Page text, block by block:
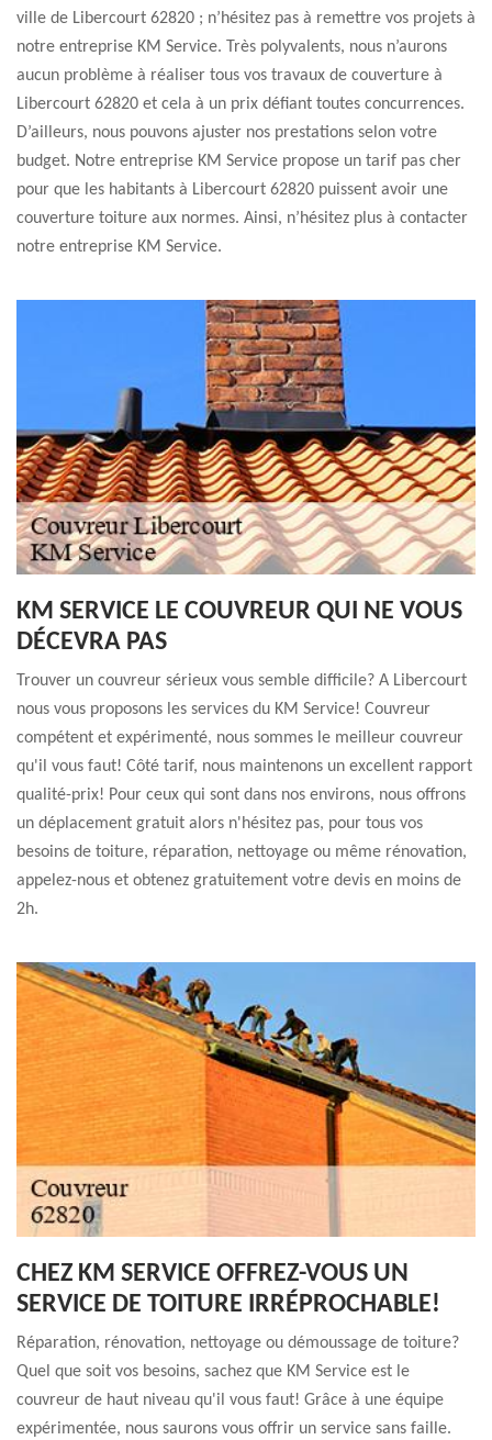
ville de Libercourt 62820 ; n’hésitez pas à remettre vos projets à
notre entreprise KM Service. Très polyvalents, nous n’aurons
aucun problème à réaliser tous vos travaux de couverture à
Libercourt 62820 et cela à un prix défiant toutes concurrences.
D’ailleurs, nous pouvons ajuster nos prestations selon votre
budget. Notre entreprise KM Service propose un tarif pas cher
pour que les habitants à Libercourt 62820 puissent avoir une
couverture toiture aux normes. Ainsi, n’hésitez plus à contacter
notre entreprise KM Service.
KM SERVICE LE COUVREUR QUI NE VOUS
DÉCEVRA PAS
Trouver un couvreur sérieux vous semble difficile? A Libercourt
nous vous proposons les services du KM Service! Couvreur
compétent et expérimenté, nous sommes le meilleur couvreur
qu'il vous faut! Côté tarif, nous maintenons un excellent rapport
qualité-prix! Pour ceux qui sont dans nos environs, nous offrons
un déplacement gratuit alors n'hésitez pas, pour tous vos
besoins de toiture, réparation, nettoyage ou même rénovation,
appelez-nous et obtenez gratuitement votre devis en moins de
2h.
CHEZ KM SERVICE OFFREZ-VOUS UN
SERVICE DE TOITURE IRRÉPROCHABLE!
Réparation, rénovation, nettoyage ou démoussage de toiture?
Quel que soit vos besoins, sachez que KM Service est le
couvreur de haut niveau qu'il vous faut! Grâce à une équipe
expérimentée, nous saurons vous offrir un service sans faille.